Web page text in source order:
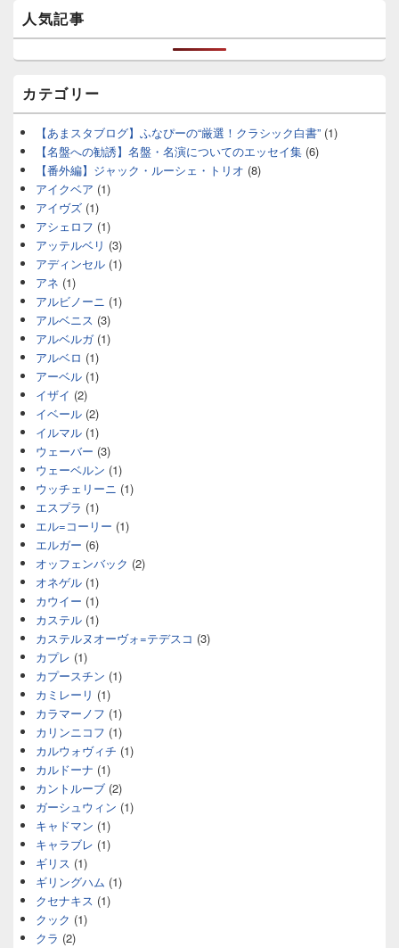
人気記事
カテゴリー
【あまスタブログ】ふなぴーの“厳選！クラシック白書” (1)
【名盤への勧誘】名盤・名演についてのエッセイ集 (6)
【番外編】ジャック・ルーシェ・トリオ (8)
アイクベア (1)
アイヴズ (1)
アシェロフ (1)
アッテルベリ (3)
アディンセル (1)
アネ (1)
アルビノーニ (1)
アルベニス (3)
アルベルガ(1)
アルベロ (1)
アーベル (1)
イザイ (2)
イベール (2)
イルマル (1)
ウェーバー (3)
ウェーベルン (1)
ウッチェリーニ (1)
エスプラ (1)
エル=コーリー (1)
エルガー (6)
オッフェンバック (2)
オネゲル (1)
カウイー (1)
カステル (1)
カステルヌオーヴォ=テデスコ (3)
カプレ (1)
カプースチン (1)
カミレーリ (1)
カラマーノフ (1)
カリンニコフ (1)
カルウォヴィチ (1)
カルドーナ (1)
カントルーブ (2)
ガーシュウィン (1)
キャドマン (1)
キャラブレ (1)
ギリス (1)
ギリングハム (1)
クセナキス (1)
クック (1)
クラ (2)